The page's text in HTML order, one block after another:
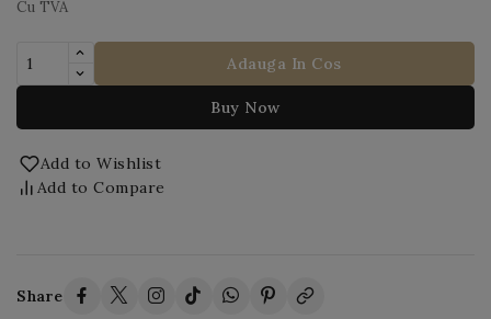
Cu TVA
Adauga In Cos
Buy Now
Add to Wishlist
Add to Compare
Share